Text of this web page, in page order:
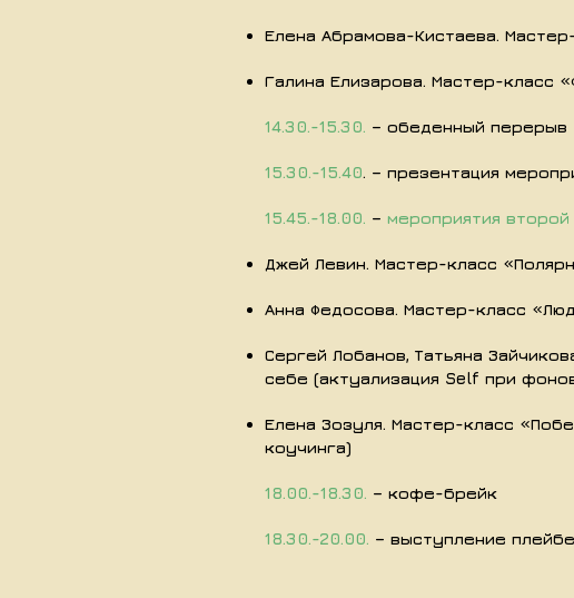
Елена Абрамова-Кистаева.
Галина Елизарова. Мастер-класс
14.30.-15.30. – обеденный перерыв
15.30.-15.40. – презентация
15.45.-18.00. – мероприятия второй
Джей Левин. Мастер-класс
Анна Федосова. Мастер-класс
Сергей Лобанов, Татьяна
себе (актуализация Self при
Елена Зозуля. Мастер-класс
коучинга)
18.00.-18.30. – кофе-брейк
18.30.-20.00. – выступление